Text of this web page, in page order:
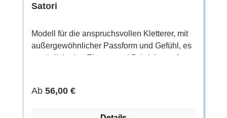
Satori
Modell für die anspruchsvollen Kletterer, mit
außergewöhnlicher Passform und Gefühl, es
ermöglicht den Einsatz und Präzision auf
Verschlusssystem aus Klettverschluss. In
Regulärer Preis:
Ab 56,00 €